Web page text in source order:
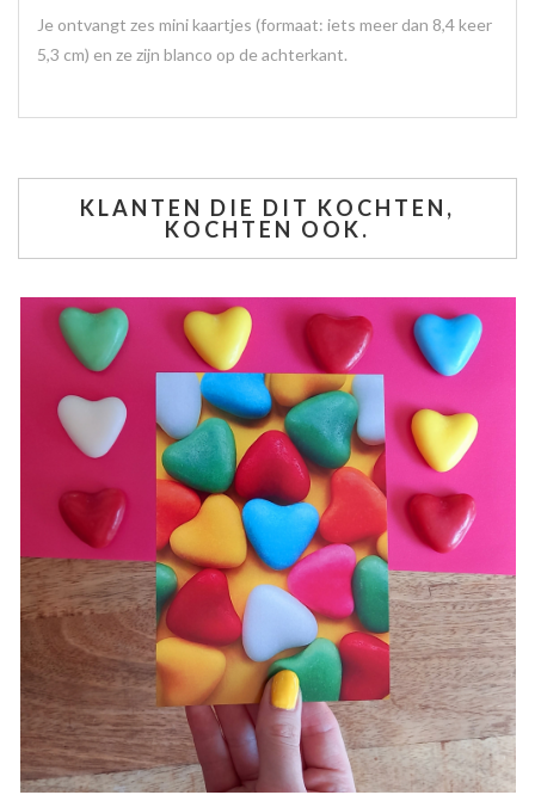
Je ontvangt zes mini kaartjes (formaat: iets meer dan 8,4 keer
5,3 cm) en ze zijn blanco op de achterkant.
KLANTEN DIE DIT KOCHTEN,
KOCHTEN OOK.